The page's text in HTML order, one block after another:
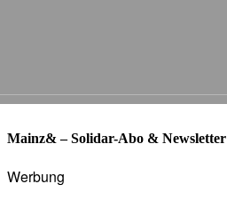
Mainz& – Solidar-Abo & Newsletter
Werbung